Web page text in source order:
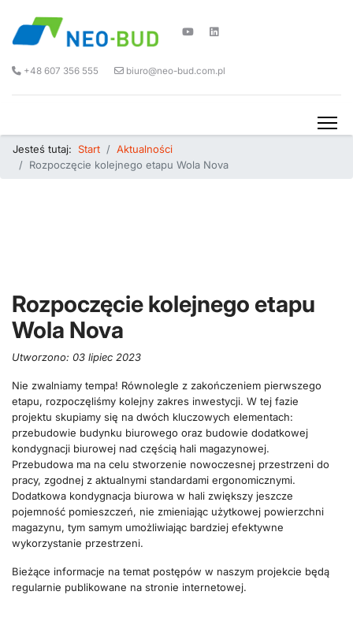
+48 607 356 555 biuro@neo-bud.com.pl
Jesteś tutaj: Start
Aktualności
Rozpoczęcie kolejnego etapu Wola Nova
Rozpoczęcie kolejnego etapu
Wola Nova
Utworzono: 03 lipiec 2023
Nie zwalniamy tempa! Równolegle z zakończeniem pierwszego
etapu, rozpoczęliśmy kolejny zakres inwestycji. W tej fazie
projektu skupiamy się na dwóch kluczowych elementach:
przebudowie budynku biurowego oraz budowie dodatkowej
kondygnacji biurowej nad częścią hali magazynowej.
Przebudowa ma na celu stworzenie nowoczesnej przestrzeni do
pracy, zgodnej z aktualnymi standardami ergonomicznymi.
Dodatkowa kondygnacja biurowa w hali zwiększy jeszcze
pojemność pomieszczeń, nie zmieniając użytkowej powierzchni
magazynu, tym samym umożliwiając bardziej efektywne
wykorzystanie przestrzeni.
Bieżące informacje na temat postępów w naszym projekcie będą
regularnie publikowane na stronie internetowej.